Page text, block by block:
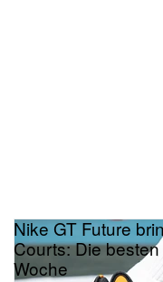
Nike GT Future
Courts: Die
Woche